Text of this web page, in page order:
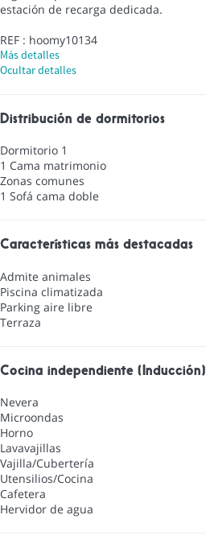
estación de recarga dedicada.
REF : hoomy10134
Más detalles
Ocultar detalles
Distribución de dormitorios
Dormitorio 1
1 Cama matrimonio
Zonas comunes
1 Sofá cama doble
Características más destacadas
Admite animales
Piscina climatizada
Parking aire libre
Terraza
Cocina independiente (Inducción)
Nevera
Microondas
Horno
Lavavajillas
Vajilla/Cubertería
Utensilios/Cocina
Cafetera
Hervidor de agua